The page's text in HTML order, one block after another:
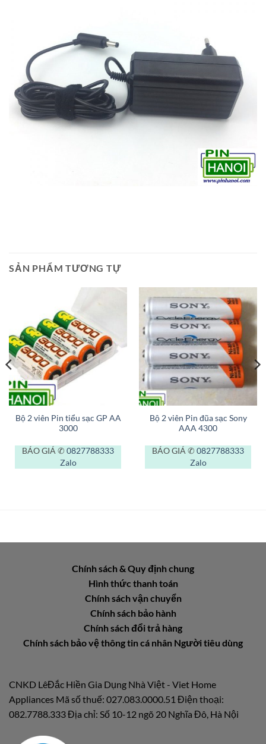
SẢN PHẨM TƯƠNG TỰ
Bộ 2 viên Pin tiểu sạc GP AA
3000
BÁO GIÁ ✆ 0827788333
Zalo
Bộ 2 viên Pin đũa sạc Sony
AAA 4300
BÁO GIÁ ✆ 0827788333
Zalo
Chính sách & Quy định chung
Hình thức thanh toán
Chính sách vận chuyển
Chính sách bảo hành
Chính sách đổi trả hàng
Chính sách bảo vệ thông tin cá nhân Người tiêu dùng
CNKD LêĐắc Hiền Gia Dụng Nhà Việt - Viet Home
Appliances Mã số thuế: 027.083.0000.51 Điện thoại:
082.7788.333 Địa chỉ: Số 10-12 ngõ 20 Nghĩa Đô, Hà Nội